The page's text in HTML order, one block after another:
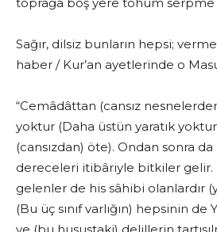
Sağır, dilsiz bunların hepsi;
haber / Kur’an ayetlerinde o
“Cemâdâttan (cansız
yoktur (Daha üstün yaratık
(cansızdan) öte). Ondan sonra
dereceleri itibâriyle bitkiler gelir.
gelenler de his sâhibi olanlardır
(Bu üç sınıf varlığın) hepsinin de